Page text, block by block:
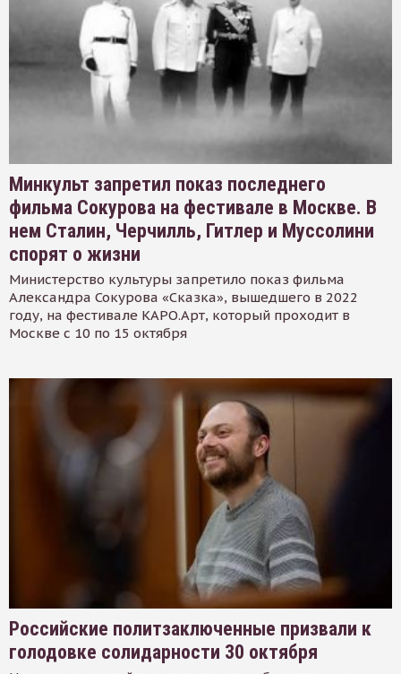
Минкульт запретил показ последнего
фильма Сокурова на фестивале в Москве. В
нем Сталин, Черчилль, Гитлер и Муссолини
спорят о жизни
Министерство культуры запретило показ фильма
Александра Сокурова «Сказка», вышедшего в 2022
году, на фестивале КАРО.Арт, который проходит в
Москве с 10 по 15 октября
Российские политзаключенные призвали к
голодовке солидарности 30 октября